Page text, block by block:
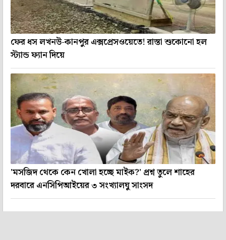
ফের ধস লখনউ-কানপুর এক্সপ্রেসওয়েতে! রাস্তা শুকোনো হল
স্ট্যান্ড ফ্যান দিয়ে
'মসজিদ থেকে কেন খোলা হচ্ছে মাইক?' প্রশ্ন তুলে শাহের
দরবারে এনসিপিআইয়ের ৩ সংখ্যালঘু সাংসদ